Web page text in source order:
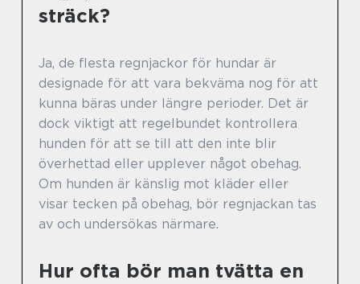
sträck?
Ja, de flesta regnjackor för hundar är
designade för att vara bekväma nog för att
kunna bäras under längre perioder. Det är
dock viktigt att regelbundet kontrollera
hunden för att se till att den inte blir
överhettad eller upplever något obehag.
Om hunden är känslig mot kläder eller
visar tecken på obehag, bör regnjackan tas
av och undersökas närmare.
Hur ofta bör man tvätta en